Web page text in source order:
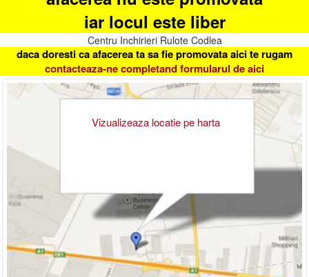
iar locul este liber
Centru Inchirieri Rulote Codlea
daca doresti ca afacerea ta sa fie promovata aici te rugam
contacteaza-ne completand formularul de aici
Vizualizeaza locatie pe harta